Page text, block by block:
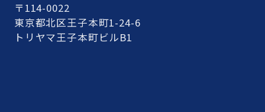
〒114-0022
東京都北区王子本町1-24-6
トリヤマ王子本町ビルB1